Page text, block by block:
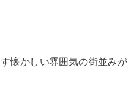
懐かしい雰囲気の街並みが